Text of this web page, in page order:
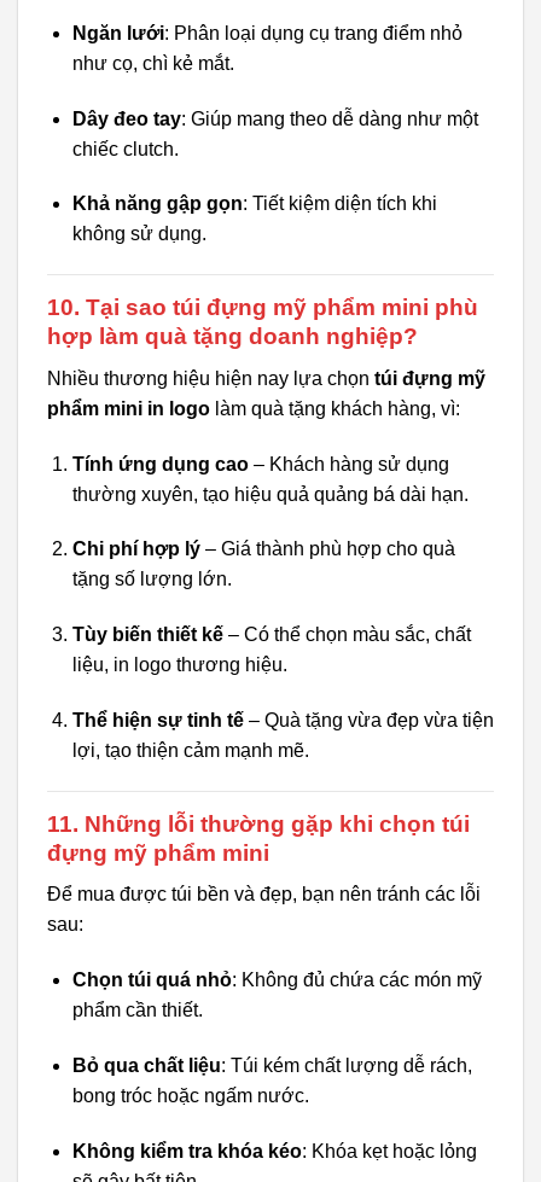
Ngăn lưới: Phân loại dụng cụ trang điểm nhỏ
như cọ, chì kẻ mắt.
Dây đeo tay: Giúp mang theo dễ dàng như một
chiếc clutch.
Khả năng gập gọn: Tiết kiệm diện tích khi
không sử dụng.
10. Tại sao túi đựng mỹ phẩm mini phù
hợp làm quà tặng doanh nghiệp?
Nhiều thương hiệu hiện nay lựa chọn túi đựng mỹ
phẩm mini in logo làm quà tặng khách hàng, vì:
Tính ứng dụng cao– Khách hàng sử dụng
thường xuyên, tạo hiệu quả quảng bá dài hạn.
Chi phí hợp lý– Giá thành phù hợp cho quà
tặng số lượng lớn.
Tùy biến thiết kế– Có thể chọn màu sắc, chất
liệu, in logo thương hiệu.
Thể hiện sự tinh tế– Quà tặng vừa đẹp vừa tiện
lợi, tạo thiện cảm mạnh mẽ.
11. Những lỗi thường gặp khi chọn túi
đựng mỹ phẩm mini
Để mua được túi bền và đẹp, bạn nên tránh các lỗi
sau:
Chọn túi quá nhỏ: Không đủ chứa các món mỹ
phẩm cần thiết.
Bỏ qua chất liệu: Túi kém chất lượng dễ rách,
bong tróc hoặc ngấm nước.
Không kiểm tra khóa kéo: Khóa kẹt hoặc lỏng